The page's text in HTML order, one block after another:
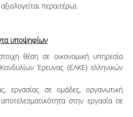
περαιτέρω).
υποψηφίων
θέση σε οικονομική υπηρεσία
Έρευνας (ΕΛΚΕ) ελληνικών
εργασίας σε ομάδες, οργανωτική
στην εργασία σε